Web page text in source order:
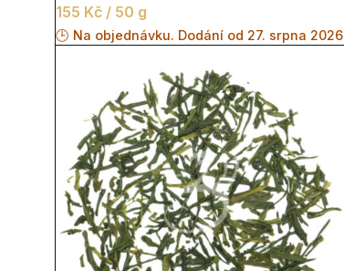
zlatozeleným nálevem.
155 Kč / 50 g
🕒 Na objednávku. Dodání od 27. srpna 2026